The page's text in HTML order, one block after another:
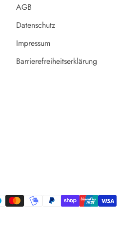
AGB
Datenschutz
Impressum
Barrierefreiheitserklärung